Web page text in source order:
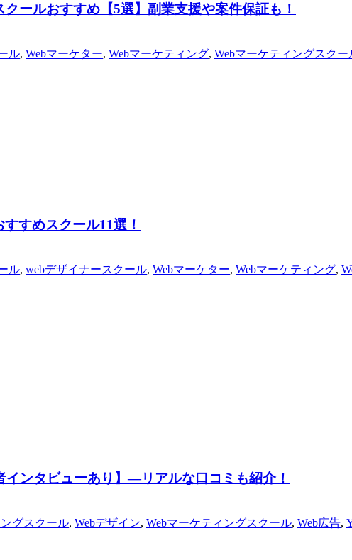
ールおすすめ【5選】副業支援や案件保証も！
ル, Webマーケター, Webマーケティング, Webマーケティングスクー
すめスクール11選！
ル, webデザイナースクール, Webマーケター, Webマーケティング,
ンタビューあり】―リアルな口コミも紹介！
グスクール, Webデザイン, Webマーケティングスクール, Web広告,